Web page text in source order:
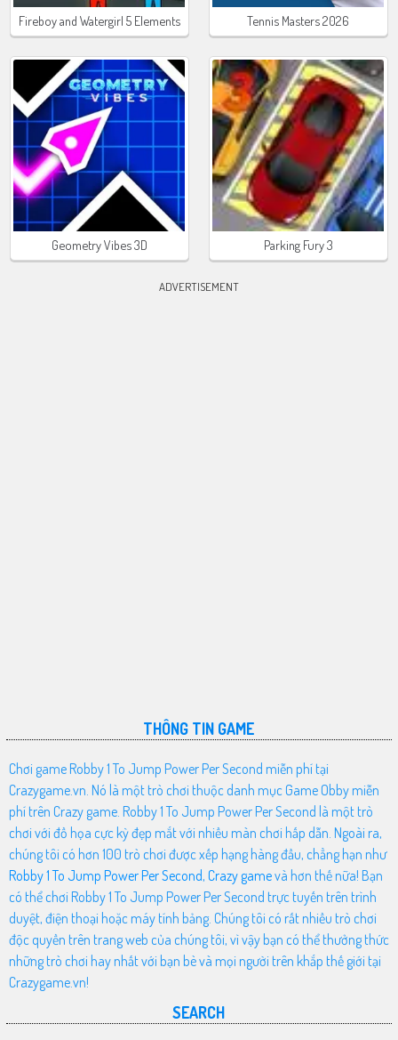
Fireboy and Watergirl 5 Elements Tennis Masters 2026
Geometry Vibes 3D Parking Fury 3
ADVERTISEMENT
THÔNG TIN GAME
Chơi game Robby 1 To Jump Power Per Second miễn phí tại
Crazygame.vn. Nó là một trò chơi thuộc danh mục Game Obby miễn
phí trên Crazy game. Robby 1 To Jump Power Per Second là một trò
chơi với đồ họa cực kỳ đẹp mắt với nhiều màn chơi hấp dẫn. Ngoài ra,
chúng tôi có hơn 100 trò chơi được xếp hạng hàng đầu, chẳng hạn như
Robby 1 To Jump Power Per Second, Crazy gamevà hơn thế nữa! Bạn
có thể chơi Robby 1 To Jump Power Per Second trực tuyến trên trình
duyệt, điện thoại hoặc máy tính bảng. Chúng tôi có rất nhiều trò chơi
độc quyền trên trang web của chúng tôi, vì vậy bạn có thể thưởng thức
những trò chơi hay nhất với bạn bè và mọi người trên khắp thế giới tại
Crazygame.vn!
SEARCH